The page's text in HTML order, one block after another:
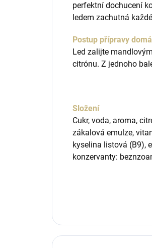
perfektní dochucení
ledem zachutná
Postup přípravy
Led zalijte
citrónu. Z jednoho
Složení
Cukr, voda, aroma,
zákalová emulze,
kyselina listová (B9),
konzervanty: